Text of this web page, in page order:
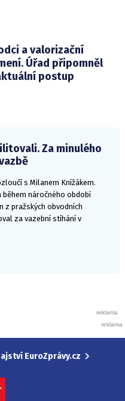
a valorizační
Úřad připomněl
postup
Za minulého
s Milanem Knížákem.
náročného období
z pražských obvodních
za vazební stíhání v
EuroZprávy.cz